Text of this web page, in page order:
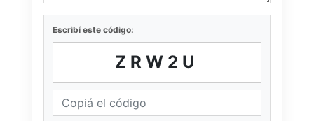
Escribí este código:
ZRW2U